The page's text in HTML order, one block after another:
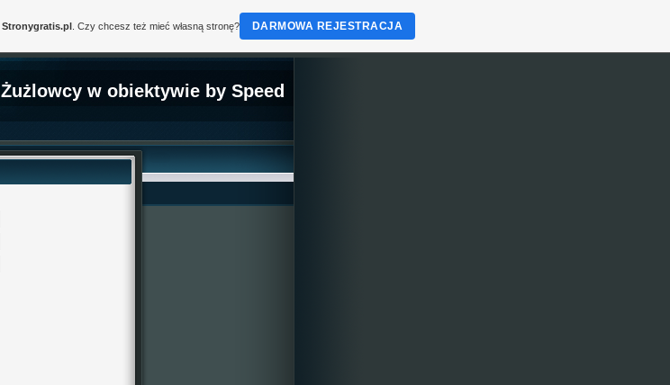
Żużlowcy w obiektywie by Speed
Stronygratis.pl. Czy chcesz też mieć własną stronę? DARMOWA REJESTRACJA